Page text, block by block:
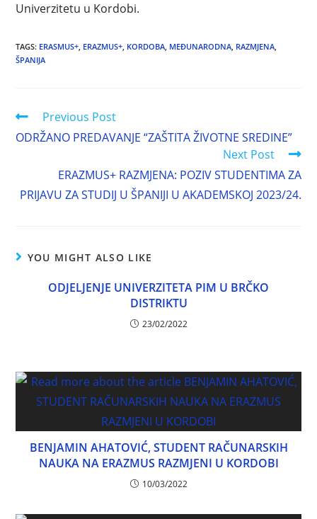
Univerzitetu u Kordobi.
TAGS: ERASMUS+, ERAZMUS+, KORDOBA, MEĐUNARODNA, RAZMJENA,
ŠPANIJA
Previous Post
ODRŽANO PREDAVANJE “ZAŠTITA ŽIVOTNE SREDINE”
Next Post
ERAZMUS+ RAZMJENA: POZIV STUDENTIMA ZA
PRIJAVU ZA STUDIJ U ŠPANIJI U AKADEMSKOJ 2023/24.
YOU MIGHT ALSO LIKE
ODJELJENJE UNIVERZITETA PIM U BRČKO
DISTRIKTU
23/02/2022
BENJAMIN AHATOVIĆ, STUDENT RAČUNARSKIH
NAUKA NA ERAZMUS RAZMJENI U KORDOBI
10/03/2022